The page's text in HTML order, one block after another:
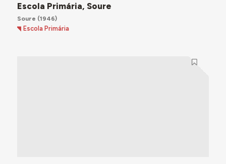
Escola Primária, Soure
Soure (1946)
Escola Primária